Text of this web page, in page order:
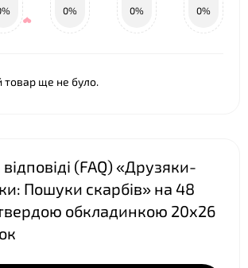
0% 0% 0%
товар ще не було.
(FAQ) «Друзяки-
Пошуки скарбів» на 48
обкладинкою 20х26